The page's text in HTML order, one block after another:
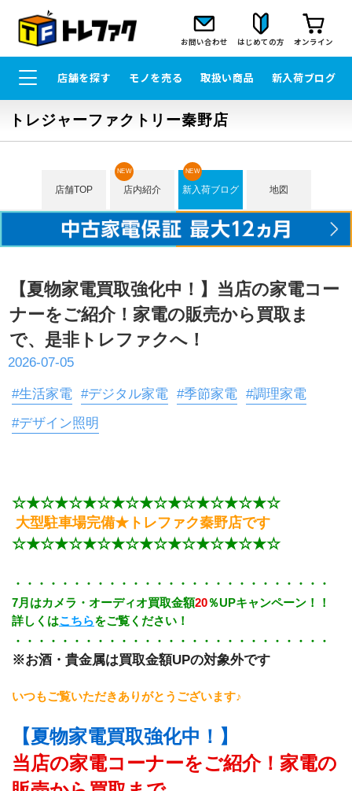
お問い合わせ はじめての方 オンライン
店舗を探す モノを売る 取扱い商品 新入荷ブログ
トレジャーファクトリー秦野店
店舗TOP 店内紹介
NEW
新入荷ブログ
NEW
地図
【夏物家電買取強化中！】当店の家電コー
ナーをご紹介！家電の販売から買取ま
で、是非トレファクへ！
2026-07-05
#生活家電 #デジタル家電 #季節家電 #調理家電
#デザイン照明
☆★☆★☆★☆★☆★☆★☆★☆★☆★☆
大型駐車場完備★トレファク秦野店です
☆★☆★☆★☆★☆★☆★☆★☆★☆★☆
・・・・・・・・・・・・・・・・・・・・・・・・・・・
7月はカメラ・オーディオ買取金額20％UPキャンペーン！！
詳しくはこちらをご覧ください！
・・・・・・・・・・・・・・・・・・・・・・・・・・・
※お酒・貴金属は買取金額UPの対象外です
いつもご覧いただきありがとうございます♪
【夏物家電買取強化中！】
当店の家電コーナーをご紹介！家電の